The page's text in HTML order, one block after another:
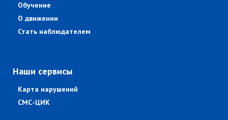
Обучение
О движении
Стать наблюдателем
Наши сервисы
Карта нарушений
СМС-ЦИК